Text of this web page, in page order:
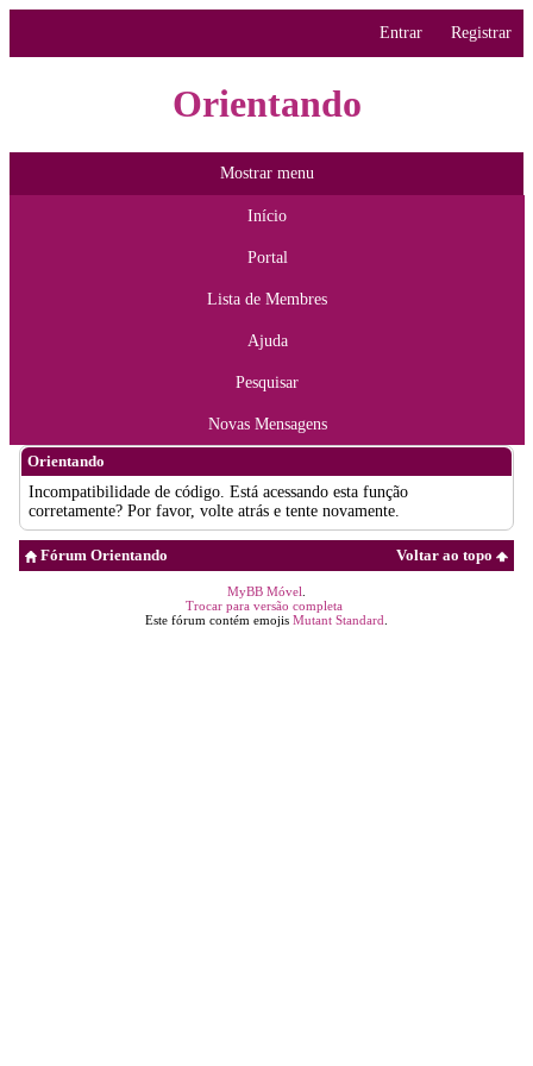
Entrar Registrar
Orientando
Mostrar menu
Início
Portal
Lista de Membres
Ajuda
Pesquisar
Novas Mensagens
Orientando
Incompatibilidade de código. Está acessando esta função
corretamente? Por favor, volte atrás e tente novamente.
Voltar ao topo
Fórum Orientando
MyBB Móvel
Trocar para versão completa
Este fórum contém emojis Mutant Standard